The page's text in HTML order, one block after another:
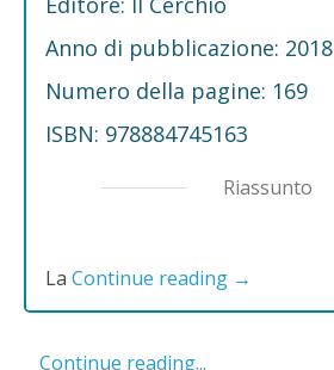
Anno di pubblicazione: 2018
Numero della pagine: 169
ISBN: 978884745163
Riassunto
La Continue reading →
Continue reading...